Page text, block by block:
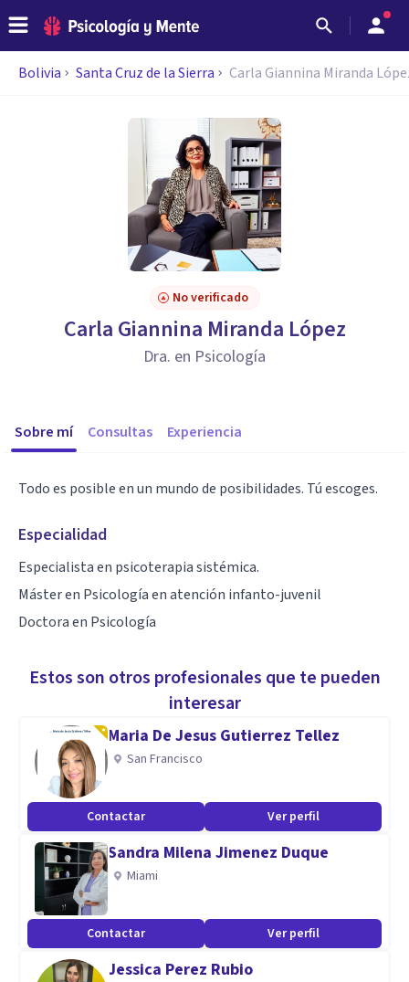
Bolivia Santa Cruz de la Sierra Carla Giannina Miranda
No verificado
Carla Giannina Miranda López
Dra. en Psicología
Sobre mí Consultas Experiencia
Todo es posible en un mundo de posibilidades. Tú escoges.
Especialidad
Especialista en psicoterapia sistémica.
Máster en Psicología en atención infanto-juvenil
Doctora en Psicología
Estos son otros profesionales que te pueden
interesar
Maria De Jesus Gutierrez Tellez
San Francisco
Contactar Ver perfil
Sandra Milena Jimenez Duque
Miami
Contactar Ver perfil
Jessica Perez Rubio